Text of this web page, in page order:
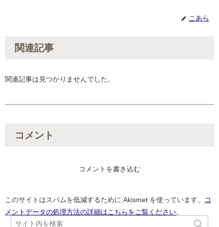
こあら
関連記事
関連記事は見つかりませんでした。
コメント
コメントを書き込む
このサイトはスパムを低減するために Akismet を使っています。
コ
メントデータの処理方法の詳細はこちらをご覧ください。